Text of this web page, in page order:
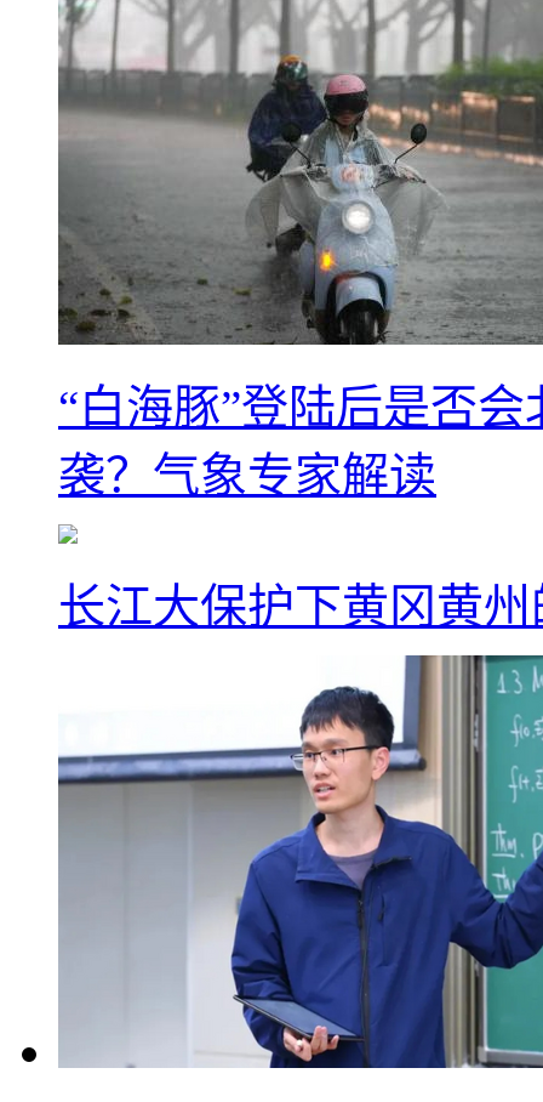
“白海豚”登陆后是否
袭？气象专家解读
长江大保护下黄冈黄